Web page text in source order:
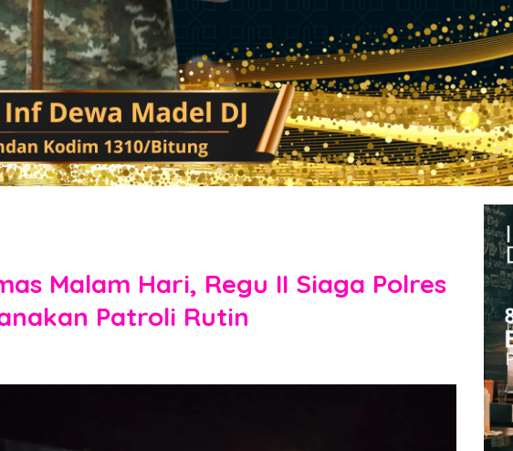
Malam Hari, Regu II Siaga Polres
Patroli Rutin